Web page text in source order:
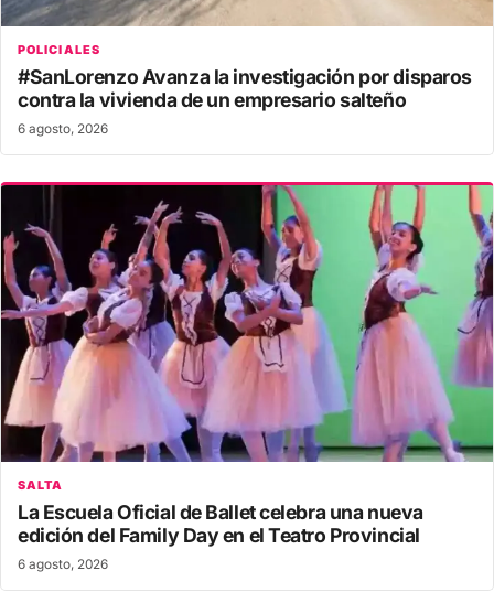
POLICIALES
#SanLorenzo Avanza la investigación por disparos
contra la vivienda de un empresario salteño
6 agosto, 2026
SALTA
La Escuela Oficial de Ballet celebra una nueva
edición del Family Day en el Teatro Provincial
6 agosto, 2026